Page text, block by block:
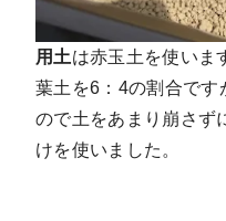
用土は赤玉土を使いま
葉土を6：4の割合です
ので土をあまり崩さず
けを使いました。